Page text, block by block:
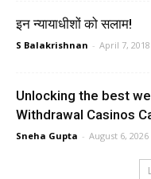
इन न्यायाधीशों को सलाम!
S Balakrishnan - April 7, 2018
Unlocking the best
Withdrawal Casinos
Sneha Gupta - August 6, 2026